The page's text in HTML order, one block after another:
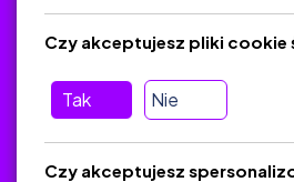
FAQ
Tak Nie
Czy akceptujesz pliki cookie
Czy akceptujesz